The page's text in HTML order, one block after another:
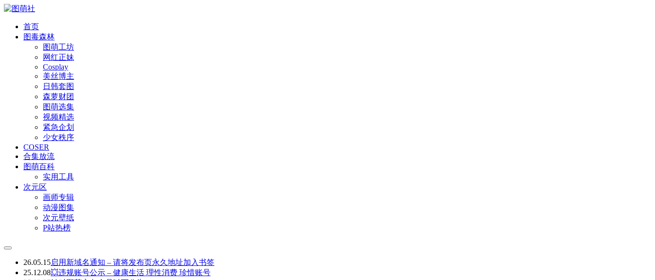
首页
图毒森林
图萌工坊
网红正妹
Cosplay
美丝博主
日韩套图
森萝财团
图萌选集
视频精选
紧急企划
少女秩序
COSER
合集放流
图萌百科
实用工具
次元区
画师专辑
动漫图集
次元壁纸
P站热榜
26.05.15启用新域名通知 – 请将发布页永久地址加入书签
25.12.08💥违规账号公示 – 健康生活 理性消费 珍惜账号